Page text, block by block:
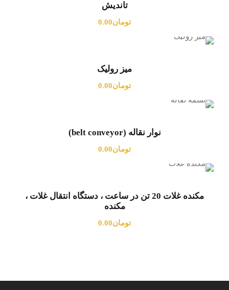
تاندیش
تومان0.00
میز رولیک
تومان0.00
نوار نقاله (belt conveyor)
تومان0.00
مکنده غلات 20 تن در ساعت ، دستگاه انتقال غلات ،
مکنده
تومان0.00